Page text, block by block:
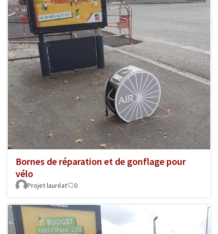
Bornes de réparation et de gonflage pour
vélo
Projet lauréat 0